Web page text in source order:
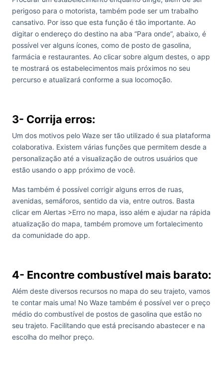
perigoso para o motorista, também pode ser um trabalho
cansativo. Por isso que esta função é tão importante. Ao
digitar o endereço do destino na aba “Para onde”, abaixo, é
possível ver alguns ícones, como de posto de gasolina,
farmácia e restaurantes. Ao clicar sobre algum destes, o app
te mostrará os estabelecimentos mais próximos no seu
percurso e atualizará conforme a sua locomoção.
3- Corrija erros:
Um dos motivos pelo Waze ser tão utilizado é sua plataforma
colaborativa. Existem várias funções que permitem desde a
personalização até a visualização de outros usuários que
estão usando o app próximo de você.
Mas também é possível corrigir alguns erros de ruas,
avenidas, semáforos, sentido da via, entre outros. Basta
clicar em Alertas >Erro no mapa, isso além e ajudar na rápida
atualização do mapa, também promove um fortalecimento
da comunidade do app.
4- Encontre combustível mais barato:
Além deste diversos recursos no mapa do seu trajeto, vamos
te contar mais uma! No Waze também é possível ver o preço
médio do combustível de postos de gasolina que estão no
seu trajeto. Facilitando que está precisando abastecer e na
escolha do melhor preço.